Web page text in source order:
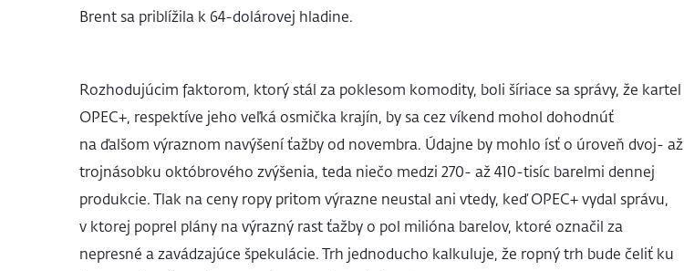
Brent sa priblížila k 64-dolárovej hladine.
Rozhodujúcim faktorom, ktorý stál za poklesom komodity, boli šíriace sa správy, že kartel
OPEC+, respektíve jeho veľká osmička krajín, by sa cez víkend mohol dohodnúť
na ďalšom výraznom navýšení ťažby od novembra. Údajne by mohlo ísť o úroveň dvoj- až
trojnásobku októbrového zvýšenia, teda niečo medzi 270- až 410-tisíc barelmi dennej
produkcie. Tlak na ceny ropy pritom výrazne neustal ani vtedy, keď OPEC+ vydal správu,
v ktorej poprel plány na výrazný rast ťažby o pol milióna barelov, ktoré označil za
nepresné a zavádzajúce špekulácie. Trh jednoducho kalkuluje, že ropný trh bude čeliť ku